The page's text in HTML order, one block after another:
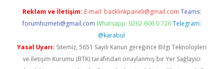
Reklam ve İletişim: E-mail: backlinkpaneli@gmail.com Teams:
forumhizmeti@gmail.com Whatsapp: 0262 606 0 726 Telegram:
@karabul
Yasal Uyarı: Sitemiz, 5651 Sayılı Kanun gereğince Bilgi Teknolojileri
ve İletişim Kurumu (BTK) tarafından onaylanmış bir Yer Sağlayıcı